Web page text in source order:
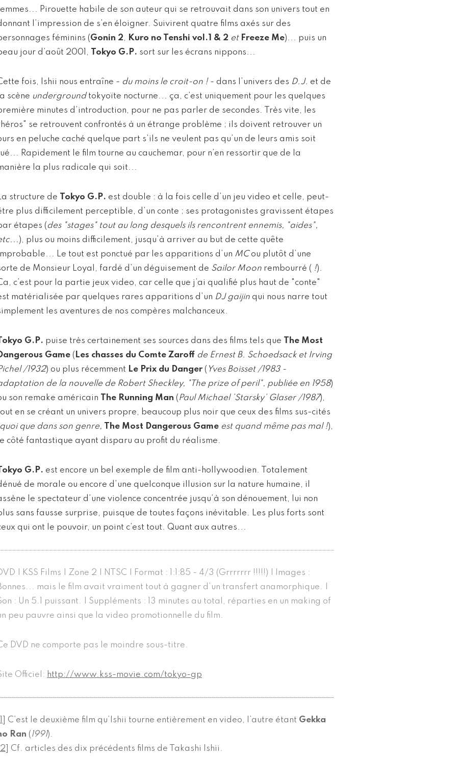
Pirouette habile de son auteur qui se retrouvait dans son univers tout en
l’impression de s’en éloigner. Suivirent quatre films axés sur des
féminins (Gonin 2, Kuro no Tenshi vol.1 & 2 et Freeze Me)... puis un
jour d’août 2001,
Tokyo G.P. sort sur les écrans nippons...
fois, Ishii nous entraîne - du moins le croit-on ! - dans l’univers des D.J. et de
scène undergroundtokyoïte nocturne... ça, c’est uniquement pour les quelques
minutes d’introduction, pour ne pas parler de secondes. Très vite, les
se retrouvent confrontés à un étrange problème ; ils doivent retrouver un
en peluche caché quelque part s’ils ne veulent pas qu’un de leurs amis soit
Rapidement le film tourne au cauchemar, pour n’en ressortir que de la
la plus radicale qui soit...
structure de Tokyo G.P. est double : à la fois celle d’un jeu video et celle, peut-
plus difficilement perceptible, d’un conte ; ses protagonistes gravissent étapes
étapes (des "stages" tout au long desquels ils rencontrent ennemis, "aides",
), plus ou moins difficilement, jusqu’à arriver au but de cette quête
Le tout est ponctué par les apparitions d’un MCou plutôt d’une
de Monsieur Loyal, fardé d’un déguisement de Sailor Moon rembourré ( !).
c’est pour la partie jeux video, car celle que j’ai qualifié plus haut de "conte"
matérialisée par quelques rares apparitions d’un DJ gaijin qui nous narre tout
les aventures de nos compères malchanceux.
G.P. puise très certainement ses sources dans des films tels que
The Most
Game ( Les chasses du Comte Zaroff de Ernest B. Schoedsack et Irving
/1932) ou plus récemment Le Prix du Danger( Yves Boisset /1983 -
de la nouvelle de Robert Sheckley, "The prize of peril", publiée en 1958)
son remake américain
The Running Man (Paul Michael ’Starsky’ Glaser /1987),
en se créant un univers propre, beaucoup plus noir que ceux des films sus-cités
quoi que dans son genre,
The Most Dangerous Game est quand même pas mal !),
côté fantastique ayant disparu au profit du réalisme.
G.P. est encore un bel exemple de film anti-hollywoodien. Totalement
de morale ou encore d’une quelconque illusion sur la nature humaine, il
le spectateur d’une violence concentrée jusqu’à son dénouement, lui non
sans fausse surprise, puisque de toutes façons inévitable. Les plus forts sont
qui ont le pouvoir, un point c’est tout. Quant aux autres...
| KSS Films | Zone 2 | NTSC | Format : 1:1:85 - 4/3 (Grrrrrrr !!!!!) | Images :
mais le film avait vraiment tout à gagner d’un transfert anamorphique. |
: Un 5.1 puissant. | Suppléments : 13 minutes au total, réparties en un making of
peu pauvre ainsi que la video promotionnelle du film.
DVD ne comporte pas le moindre sous-titre.
Officiel: http://www.kss-movie.com/tokyo-gp
C’est le deuxième film qu’Ishii tourne entièrement en video, l’autre étant Gekka
Ran ( 1991).
2
Cf. articles des dix précédents films de Takashi Ishii.